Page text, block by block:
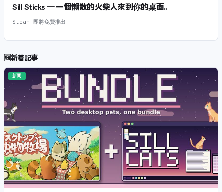
Sill Sticks — 一個懶散的火柴人來到你的桌面。
Steam 即將免費推出
🆕新着記事
新聞